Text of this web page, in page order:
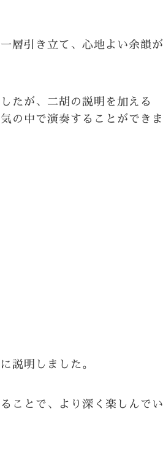
層引き立て、心地よい余韻が
たが、二胡の説明を加える
の中で演奏することができま
説明しました。
ことで、より深く楽しんでい